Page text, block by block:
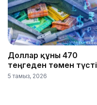
Доллар құны 470
теңгеден төмен түсті
5 тамыз, 2026